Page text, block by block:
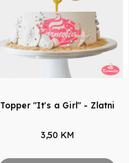
Topper "It's a Girl" - Zlatni
3,50 KM